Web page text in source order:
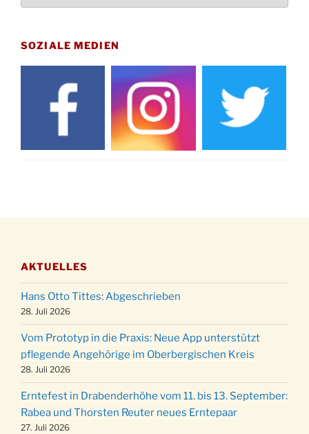
Uhr
Drabenderhöhe um 11:15 Uhr
21.11.
Basar im Ev. Gemeindehaus von 14-16:30 Uhr
Katharinenball des Honterus Chors im
Stadtteilhaus um 19:00 Uhr
Kinderbibeltag im Ev. Gemeindehaus von 10-
12 Uhr
Stadtteilhaus um 19:00 Uhr
11.12.
Puer-Natus weihnachtliches Brauchtum am
Robert-Gassner-Hof um 17:00 Uhr
19.12.
Kinderbibeltag im Ev. Gemeindehaus von 10-
12 Uhr
20.12.
Weihnachts-Konzert des Honterus Chors in
der Kirche um 17:00 Uhr
24.12.
Familiengottesdienst mit Krippenspiel im Ev.
Gemeindehaus um 15:00 Uhr
24.12. Familiengottesdienst in der FeG um 16 Uhr
SOZIALE MEDIEN
AKTUELLES
Hans Otto Tittes: Abgeschrieben
28. Juli 2026
Vom Prototyp in die Praxis: Neue App unterstützt
pflegende Angehörige im Oberbergischen Kreis
28. Juli 2026
Erntefest in Drabenderhöhe vom 11. bis 13. September:
Rabea und Thorsten Reuter neues Erntepaar
27. Juli 2026